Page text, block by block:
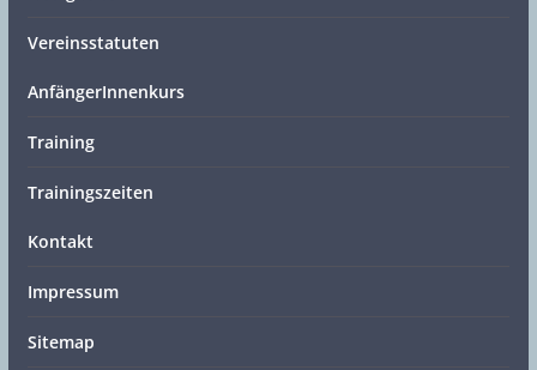
Vereinsstatuten
AnfängerInnenkurs
Training
Trainingszeiten
Kontakt
Impressum
Sitemap